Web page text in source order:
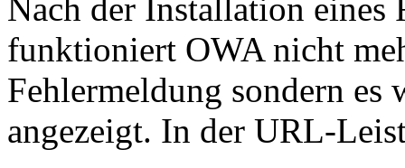
Nach der Installation eines
funktioniert OWA nicht
Fehlermeldung sondern es
angezeigt. In der URL-